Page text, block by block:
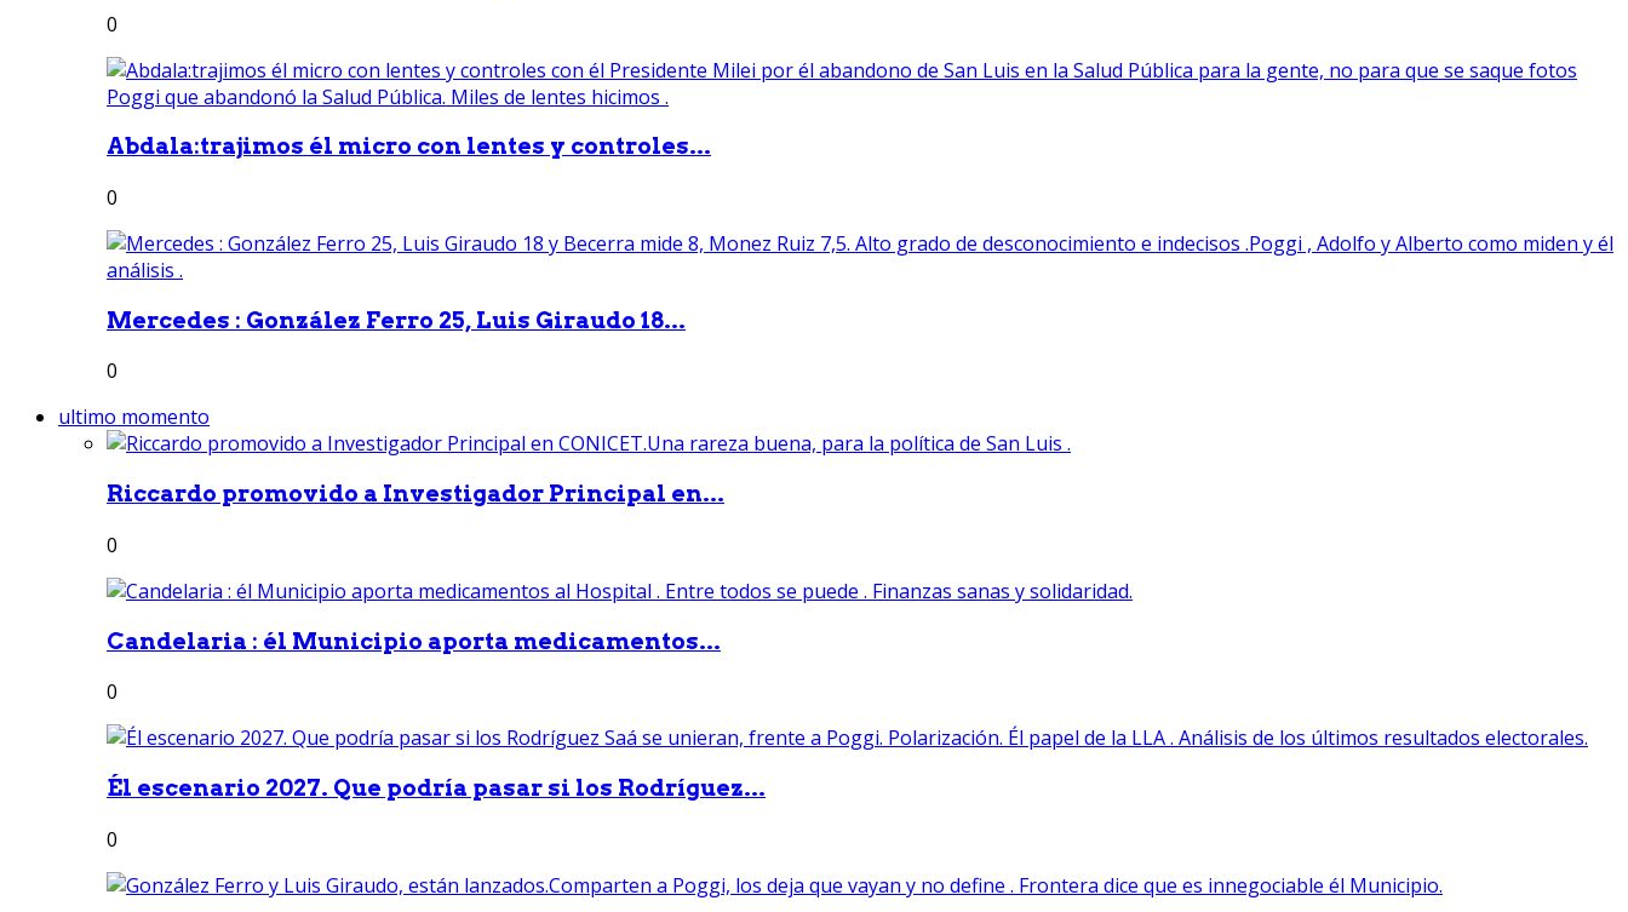
0
Abdala:trajimos él micro con lentes y controles...
0
Mercedes : González Ferro 25, Luis Giraudo 18...
0
ultimo momento
Riccardo promovido a Investigador Principal en...
0
Candelaria : él Municipio aporta medicamentos...
0
Él escenario 2027. Que podría pasar si los Rodríguez...
0